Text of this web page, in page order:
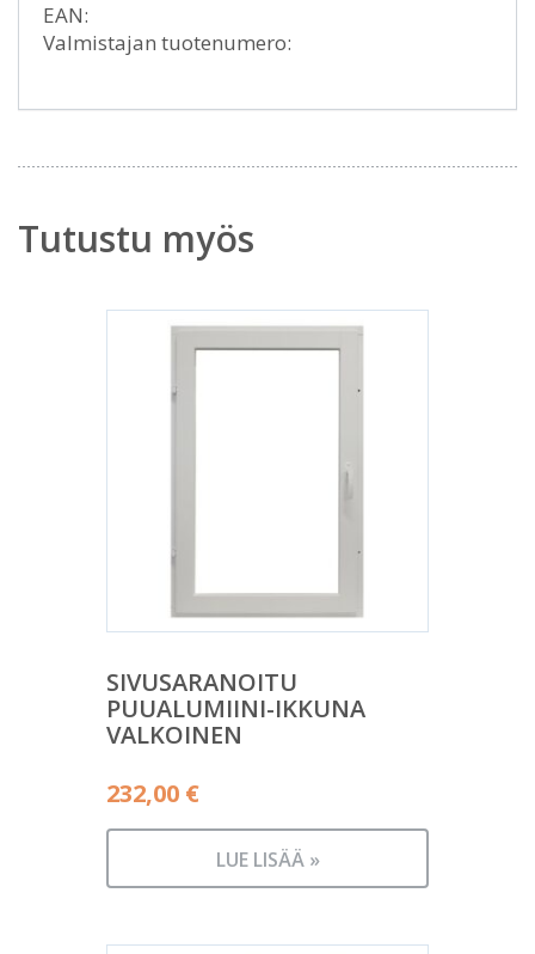
EAN:
Valmistajan tuotenumero:
Tutustu myös
SIVUSARANOITU
PUUALUMIINI-IKKUNA
VALKOINEN
232,00 €
LUE LISÄÄ »